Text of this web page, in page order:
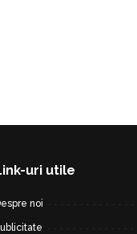
uri utile
noi